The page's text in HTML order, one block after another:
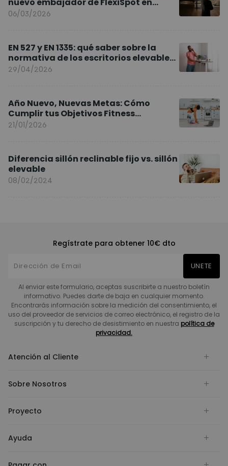
Europa
06/03/2026
EN 527 y EN 1335: qué saber sobre la
normativa de los escritorios elevables
y sillas ergonómicas
29/04/2026
Año Nuevo, Nuevas Metas: Cómo
Cumplir tus Objetivos Fitness
Entrenando en Casa
21/01/2026
Diferencia sillón reclinable fijo vs. sillón
elevable
08/02/2024
Regístrate para obtener 10€ dto
UNETE
Al enviar este formulario, aceptas suscribirte a nuestro boletín
informativo. Puedes darte de baja en cualquier momento.
Encontrarás información sobre la medición del consentimiento, el
uso del proveedor de servicios de correo electrónico, el registro de la
suscripción y tu derecho de desistimiento en nuestra política de
privacidad.
Atención al Cliente
Sobre Nosotros
Proyecto
Ayuda